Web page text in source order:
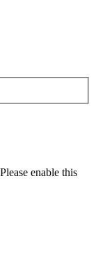
enable this